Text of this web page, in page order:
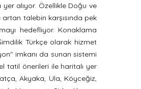
alıyor. Özellikle Doğu ve
talebin karşısında pek
hedefliyor. Konaklama
Türkçe olarak hizmet
imkanı da sunan sistemi
tatil önerileri ile haritalı yer
Akyaka, Ula, Köyceğiz,